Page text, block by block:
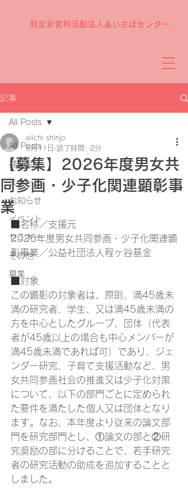
特定非営利活動法人あいさぽセンター
記事
All Posts
補助金
スクール
お知らせ
イベント
セミナー
その他
募集
All Posts
【募集】2026年度男女共
同参画・少子化関連顕彰事
業
eiichi shinjo
6月11日 読了時間: 2分
■名称／支援元
2026年度男女共同参画・少子化関連顕
彰事業／公益社団法人程ヶ谷基金
■対象
この顕彰の対象者は、原則、満45歳未
満の研究者、学生、又は満45歳未満の
方を中心としたグループ、団体（代表
者が45歳以上の場合も中心メンバーが
満45歳未満であれば可）であり、ジェ
ンダー研究、子育て支援活動など、男
女共同参画社会の推進又は少子化対策
について、以下の部門ごとに定められ
た要件を満たした個人又は団体となり
ます。なお、本年度より従来の論文部
門を研究部門とし、①論文の部と②研
究奨励の部に分けることで、若手研究
者の研究活動の助成を追加することと
しました。